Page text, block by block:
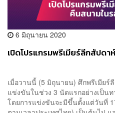
6 มิถุนายน 2020
เปิดโปรแกรมพรีเมียร์ลีกสัปดา
เมื่อวานนี้ (5 มิถุนายน) ศึกพรีเมียร์
แข่งขันในช่วง 3 นัดแรกอย่างเป็น
โดยการแข่งขันจะมีขึ้นตั้งแต่วันที่